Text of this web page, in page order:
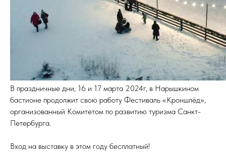
В праздничные дни, 16 и 17 марта 2024г, в Нарышкином
бастионе продолжит свою работу Фестиваль «Кроншлёд»,
организованный Комитетом по развитию туризма Санкт-
Петербурга.
Вход на выставку в этом году бесплатный!